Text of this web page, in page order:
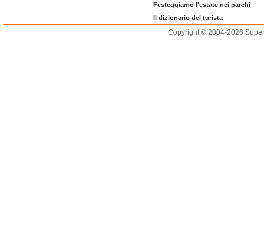
Festeggiamo l'estate nei parchi
Il dizionario del turista
Copyright © 2004-2026